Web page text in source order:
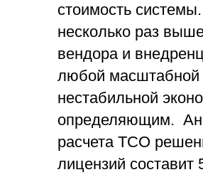
стоимость
несколько раз
вендора и
любой масштабной
нестабильной
определяющим.
расчета TCO
лицензий